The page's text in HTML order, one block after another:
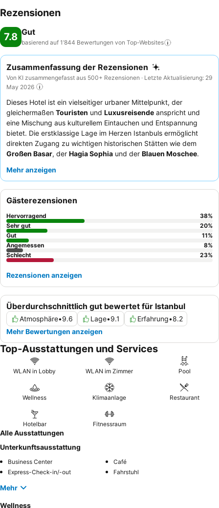
Rezensionen
7.8 Gut
basierend auf 1’844 Bewertungen von Top-Websites
Zusammenfassung der Rezensionen
Von KI zusammengefasst aus 500+ Rezensionen · Letzte Aktualisierung: 29
May 2026
Dieses Hotel ist ein vielseitiger urbaner Mittelpunkt, der
gleichermaßen Touristen und Luxusreisende anspricht und
eine Mischung aus kulturellem Eintauchen und Entspannung
bietet. Die erstklassige Lage im Herzen Istanbuls ermöglicht
direkten Zugang zu wichtigen historischen Stätten wie dem
Großen Basar, der Hagia Sophia und der Blauen Moschee.
bietet Anbindung für weitere Erkundungen. Die herausragende
das
Hamam-Erlebnis
professionellen Service bekannt sind. Gäste loben durchweg
dasFrühstücksbuffet
für sein umfangreiches und vielfältiges
türkisches Angebot und heben die frische und geschmackvolle
Qualität der Speisen hervor. Für einen wirklich
außergewöhnlichen Aufenthalt empfiehlt es sich, ein Zimmer mit
Panoramablick auf Istanbul zu buchen, einschließlich der Hagia
Mehr anzeigen
Überdurchschnittlich gut bewertet für Istanbul
Atmosphäre•9.6 Lage•9.1 Erfahrung•8.2
Mehr Bewertungen anzeigen
Gästerezensionen
Hervorragend 38%
Sehr gut
20%
Gut
11%
Angemessen
8%
Schlecht
23%
Rezensionen anzeigen
Top-Ausstattungen und Services
WLAN in Lobby WLAN im Zimmer Pool
Wellness Klimaanlage Restaurant
Hotelbar Fitnessraum
Alle Ausstattungen
Unterkunftsausstattung
Business Center
Café
Express-Check-in/-out
Fahrstuhl
Mehr
Wellness